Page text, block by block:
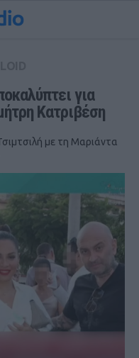
για
Κατριβέση
με τη Μαριάντα